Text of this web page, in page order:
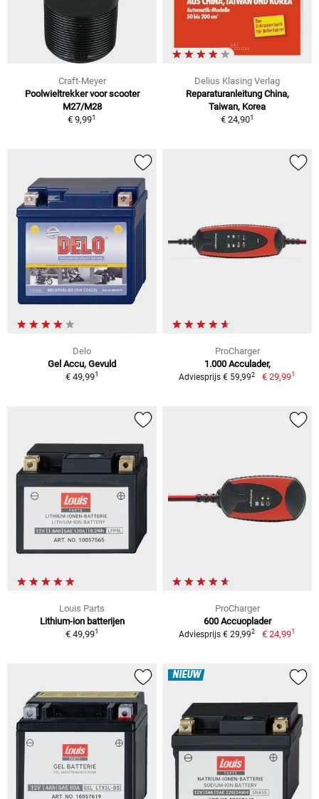
Craft-Meyer
Poolwieltrekker voor scooter
M27/M28
€ 9,991
Delius Klasing Verlag
Reparaturanleitung China,
Taiwan, Korea
€ 24,901
Delo
Gel Accu, Gevuld
€ 49,991
ProCharger
1.000 Acculader,
Adviesprijs € 59,992 € 29,991
Louis Parts
Lithium-ion batterijen
€ 49,991
ProCharger
600 Accuoplader
Adviesprijs € 29,992 € 24,991
NIEUW